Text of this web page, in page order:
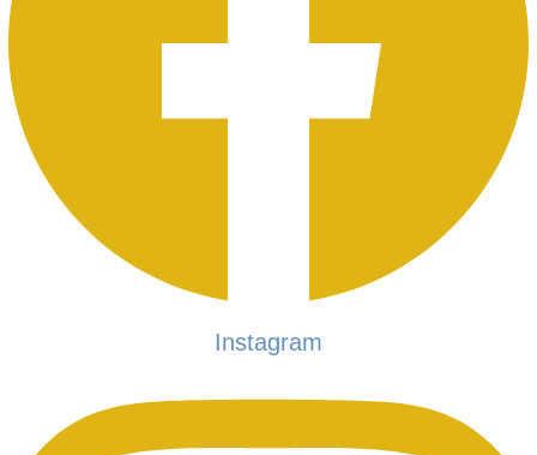
Instagram